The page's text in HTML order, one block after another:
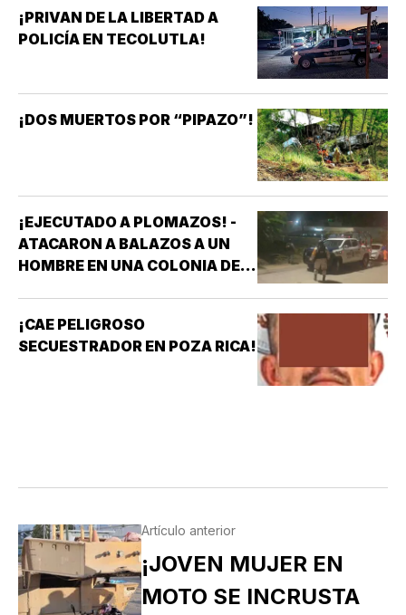
¡PRIVAN DE LA LIBERTAD A
POLICÍA EN TECOLUTLA!
¡DOS MUERTOS POR “PIPAZO”!
¡EJECUTADO A PLOMAZOS! -
ATACARON A BALAZOS A UN
HOMBRE EN UNA COLONIA DE
¡CAE PELIGROSO
SECUESTRADOR EN POZA RICA!
Artículo anterior
¡JOVEN MUJER EN
MOTO SE INCRUSTA